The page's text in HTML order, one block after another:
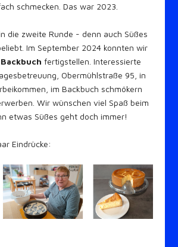
schmecken. Das war 2023.
die zweite Runde - denn auch Süßes
Im September 2024 konnten wir
fertigstellen. Interessierte
Obermühlstraße 95, in
im Backbuch schmökern
Wir wünschen viel Spaß beim
etwas Süßes geht doch immer!
Eindrücke: